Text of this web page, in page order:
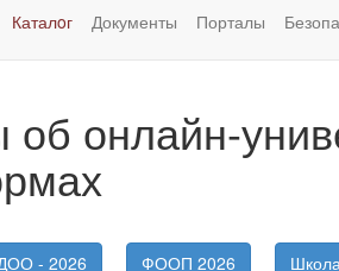
Каталoг Документы Порталы
онлайн-
- 2026 ФООП 2026